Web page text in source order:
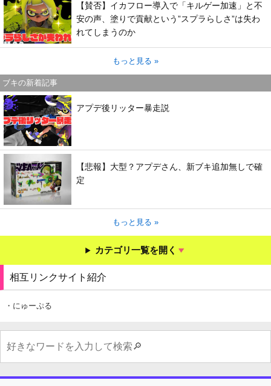
【賛否】イカフロー導入で「キルゲー加速」と不
安の声、塗りで貢献という”スプラらしさ”は失わ
れてしまうのか
もっと見る »
ブキの新着記事
アプデ後リッター暴走説
【悲報】大型？アプデさん、新ブキ追加無しで確
定
もっと見る »
カテゴリ一覧を開く
相互リンクサイト紹介
・にゅーぷる